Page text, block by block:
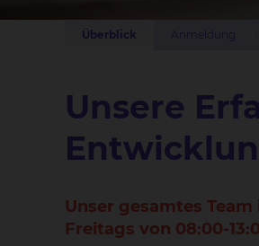
Überblick
Unsere
Unser gesamtes
Freitags von 08:00-